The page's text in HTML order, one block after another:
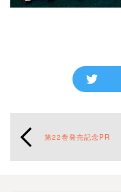
第22巻発売記念PR